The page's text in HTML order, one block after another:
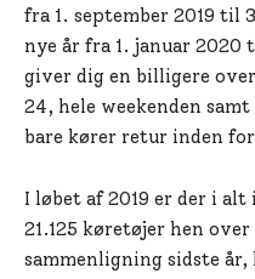
fra 1. september 2019 til
nye år fra 1. januar 2020
giver dig en billigere
24, hele weekenden
bare kører retur inden
I løbet af 2019 er der i
21.125 køretøjer hen
sammenligning sidste